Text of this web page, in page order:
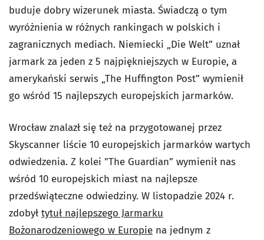
buduje dobry wizerunek miasta. Świadczą o tym
wyróżnienia w różnych rankingach w polskich i
zagranicznych mediach. Niemiecki „Die Welt” uznał
jarmark za jeden z 5 najpiękniejszych w Europie, a
amerykański serwis „The Huffington Post” wymienił
go wśród 15 najlepszych europejskich jarmarków.
Wrocław znalazł się też na przygotowanej przez
Skyscanner liście 10 europejskich jarmarków wartych
odwiedzenia. Z kolei "The Guardian” wymienił nas
wśród 10 europejskich miast na najlepsze
przedświąteczne odwiedziny. W listopadzie 2024 r.
zdobyłtytuł najlepszego Jarmarku
Bożonarodzeniowego w Europie na jednym z